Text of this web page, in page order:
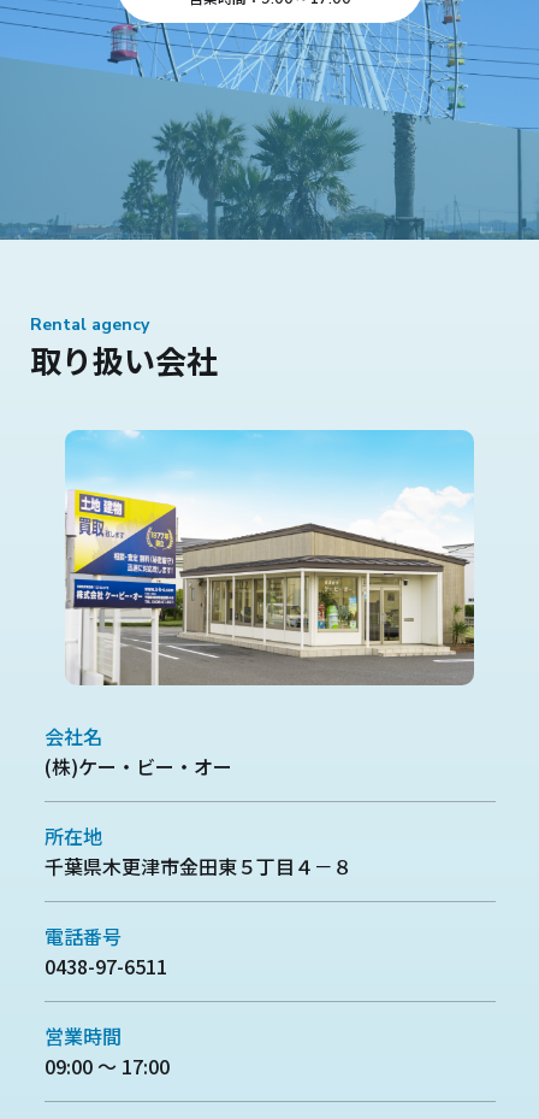
Rental agency
取り扱い会社
会社名
(株)ケー・ビー・オー
所在地
千葉県木更津市金田東５丁目４－８
電話番号
0438-97-6511
営業時間
09:00 ～ 17:00